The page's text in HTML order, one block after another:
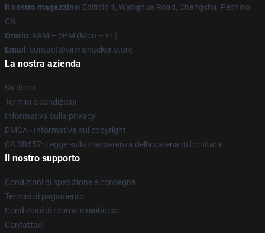
Il nostro magazzino: Edificio 1, Wanghua Road, Changsha, Pechino,
CN
Orario: 9AM – 5PM (Mon – Fri)
Email : contact@vinniehacker.store
La nostra azienda
Su di noi
Termini e condizioni
Informativa sulla privacy
DMCA - Informativa sul copyright
CA SB657: Legge sulla trasparenza della catena di fornitura
Il nostro supporto
Condizioni di spedizione e consegna
Termini di pagamento
Condizioni di ritorno e rimborso
Contattaci